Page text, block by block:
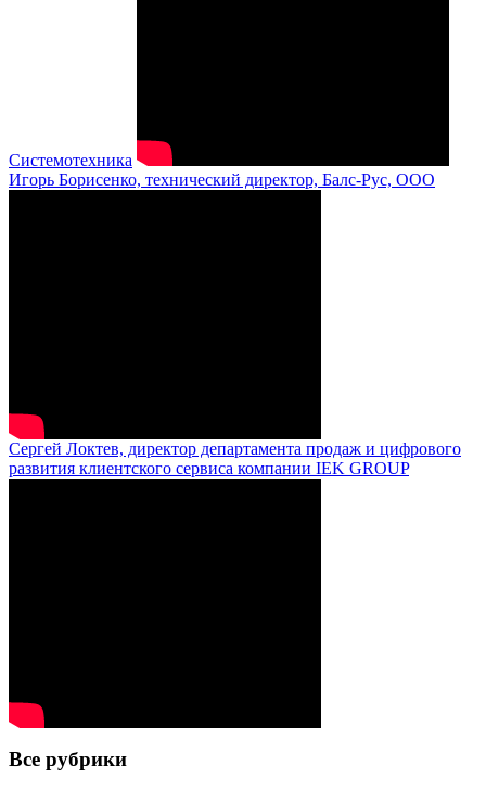
Системотехника
Игорь Борисенко, технический директор, Балс-Рус, ООО
Сергей Локтев, директор департамента продаж и цифрового
развития клиентского сервиса компании IEK GROUP
Все рубрики